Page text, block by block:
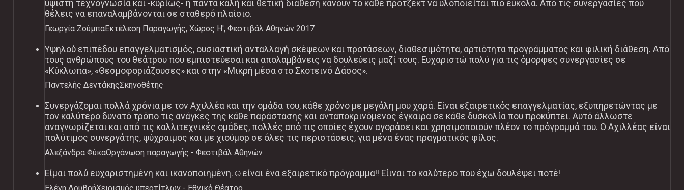
ύψιστη τεχνογνωσία και -κυρίως- η πάντα καλή και θετική διάθεση κάνουν το κάθε πρότζεκτ να υλοποιείται πιο εύκολα. Από τις συνεργασίες που
θέλεις να επαναλαμβάνονται σε σταθερό πλαίσιο.
Γεωργία ΖούμπαΕκτέλεση Παραγωγής, Χώρος Η', Φεστιβάλ Αθηνών 2017
Υψηλού επιπέδου επαγγελματισμός, ουσιαστική ανταλλαγή σκέψεων και προτάσεων, διαθεσιμότητα, αρτιότητα προγράμματος και φιλική διάθεση. Από
τους ανθρώπους του θεάτρου που εμπιστεύεσαι και απολαμβάνεις να δουλεύεις μαζί τους. Ευχαριστώ πολύ για τις όμορφες συνεργασίες σε
«Κύκλωπα», «Θεσμοφοριάζουσες» και στην «Μικρή μέσα στο Σκοτεινό Δάσος».
Παντελής ΔεντάκηςΣκηνοθέτης
Συνεργάζομαι πολλά χρόνια με τον Αχιλλέα και την ομάδα του, κάθε χρόνο με μεγάλη μου χαρά. Είναι εξαιρετικός επαγγελματίας, εξυπηρετώντας με
τον καλύτερο δυνατό τρόπο τις ανάγκες της κάθε παράστασης και ανταποκρινόμενος έγκαιρα σε κάθε δυσκολία που προκύπτει. Αυτό άλλωστε
αναγνωρίζεται και από τις καλλιτεχνικές ομάδες, πολλές από τις οποίες έχουν αγοράσει και χρησιμοποιούν πλέον το πρόγραμμά του. Ο Αχιλλέας είναι
πολύτιμος συνεργάτης, ψύχραιμος και με χιούμορ σε όλες τις περιστάσεις, για μένα ένας πραγματικός φίλος.
Αλεξάνδρα ΦύκαΟργάνωση παραγωγής - Φεστιβάλ Αθηνών
Είμαι πολύ ευχαριστημένη και ικανοποιημένη.☺είναι ένα εξαιρετικό πρόγραμμα!! Είιναι το καλύτερο που έχω δουλέψει ποτέ!